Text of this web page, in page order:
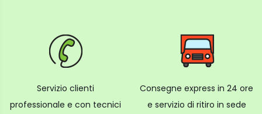
Servizio clienti
professionale e con tecnici
Consegne express in 24 ore
e servizio di ritiro in sede